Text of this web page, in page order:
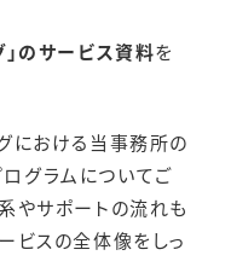
」のサービス資料を
における当事務所の
グラムについてご
やサポートの流れも
ビスの全体像をしっ